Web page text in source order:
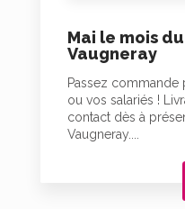
Mai le mois
Vaugneray
Passez
ou vos salariés !
contact dès à
Vaugneray....